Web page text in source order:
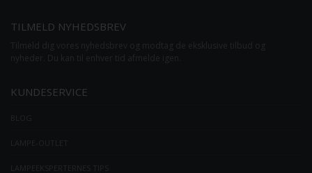
TILMELD NYHEDSBREV
KUNDESERVICE